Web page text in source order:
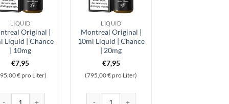
LIQUID
Original |
Liquid | Chance
| 10mg
€7,95
€ pro Liter)
LIQUID
Montreal Original |
10ml Liquid | Chance
| 20mg
€7,95
(795,00 € pro Liter)